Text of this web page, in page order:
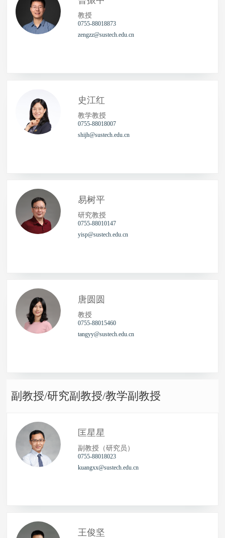
教授
0755-88018873
zengzz@sustech.edu.cn
史江红
教学教授
0755-88018007
shijh@sustech.edu.cn
易树平
研究教授
0755-88010147
yisp@sustech.edu.cn
唐圆圆
教授
0755-88015460
tangyy@sustech.edu.cn
副教授/研究副教授/教学副教授
匡星星
副教授（研究员）
0755-88018023
kuangxx@sustech.edu.cn
王俊坚